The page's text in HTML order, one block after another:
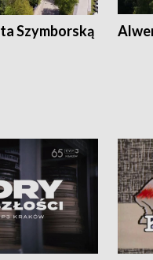
Szymborską